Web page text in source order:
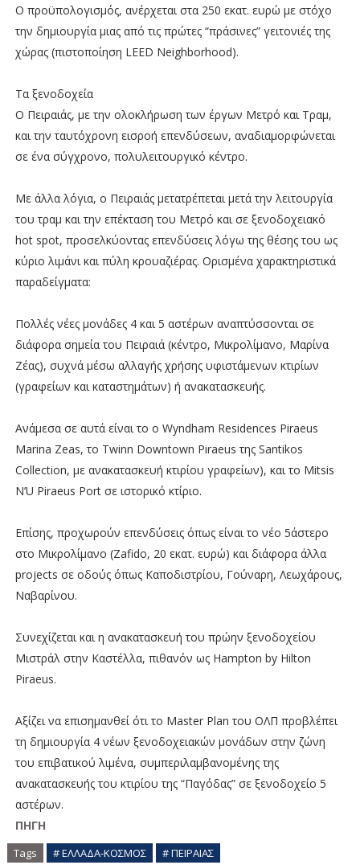
Ο προϋπολογισμός, ανέρχεται στα 250 εκατ. ευρώ με στόχο
την δημιουργία μιας από τις πρώτες “πράσινες” γειτονιές της
χώρας (πιστοποίηση LEED Neighborhood).
Τα ξενοδοχεία
Ο Πειραιάς, με την ολοκλήρωση των έργων Μετρό και Τραμ,
και την ταυτόχρονη εισροή επενδύσεων, αναδιαμορφώνεται
σε ένα σύγχρονο, πολυλειτουργικό κέντρο.
Με άλλα λόγια, ο Πειραιάς μετατρέπεται μετά την λειτουργία
του τραμ και την επέκταση του Μετρό και σε ξενοδοχειακό
hot spot, προσελκύοντας επενδύσεις λόγω της θέσης του ως
κύριο λιμάνι και πύλη κρουαζιέρας. Ορισμένα χαρακτηριστικά
παραδείγματα:
Πολλές νέες μονάδες 4 και 5 αστέρων αναπτύσσονται σε
διάφορα σημεία του Πειραιά (κέντρο, Μικρολίμανο, Μαρίνα
Ζέας), συχνά μέσω αλλαγής χρήσης υφιστάμενων κτιρίων
(γραφείων και καταστημάτων) ή ανακατασκευής.
Ανάμεσα σε αυτά είναι το ο Wyndham Residences Piraeus
Marina Zeas, το Twinn Downtown Piraeus της Santikos
Collection, με ανακατασκευή κτιρίου γραφείων), και το Mitsis
N’U Piraeus Port σε ιστορικό κτίριο.
Επίσης, προχωρούν επενδύσεις όπως είναι το νέο 5άστερο
στο Μικρολίμανο (Zafido, 20 εκατ. ευρώ) και διάφορα άλλα
projects σε οδούς όπως Καποδιστρίου, Γούναρη, Λεωχάρους,
Ναβαρίνου.
Συνεχίζεται και η ανακατασκευή του πρώην ξενοδοχείου
Μιστράλ στην Καστέλλα, πιθανόν ως Hampton by Hilton
Piraeus.
Αξίζει να επισημανθεί ότι το Master Plan του ΟΛΠ προβλέπει
τη δημιουργία 4 νέων ξενοδοχειακών μονάδων στην ζώνη
του επιβατικού λιμένα, συμπεριλαμβανομένης της
ανακατασκευής του κτιρίου της “Παγόδας” σε ξενοδοχείο 5
αστέρων.
ΠΗΓΗ
Tags # ΕΛΛΑΔΑ-ΚΟΣΜΟΣ # ΠΕΙΡΑΙΑΣ